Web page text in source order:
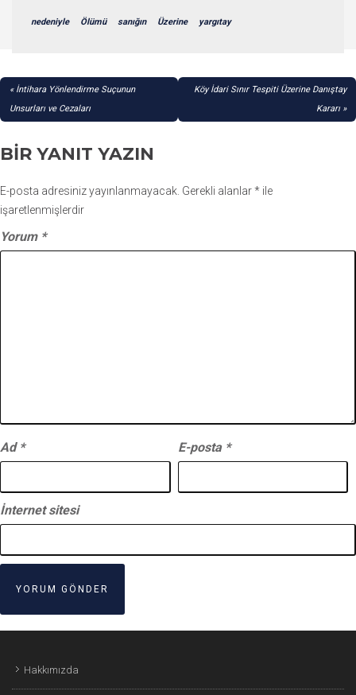
nedeniyle Ölümü sanığın Üzerine yargıtay
YAZI
GEZINMESI
İntihara Yönlendirme Suçunun
Unsurları ve Cezaları
Köy İdari Sınır Tespiti Üzerine Danıştay
Kararı
BIR YANIT YAZIN
E-posta adresiniz yayınlanmayacak. Gerekli alanlar* ile
işaretlenmişlerdir
Yorum *
Ad * E-posta *
İnternet sitesi
Hakkımızda